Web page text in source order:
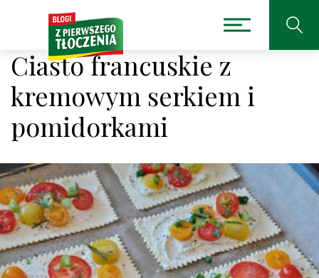
Ciasto francuskie z
kremowym serkiem i
pomidorkami